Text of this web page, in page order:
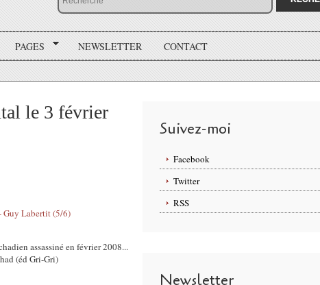
PAGES NEWSLETTER CONTACT
le 3 février
assassiné en février 2008...
(éd Gri-Gri)
Suivez-moi
Facebook
Twitter
RSS
Newsletter